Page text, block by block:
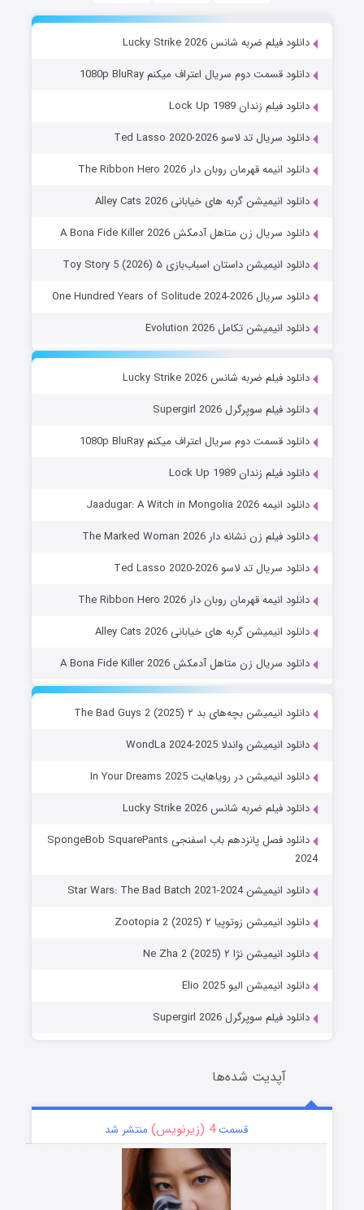
دانلود فیلم ضربه شانس Lucky Strike 2026
دانلود قسمت دوم سریال اعتراف میکنم 1080p BluRay
دانلود فیلم زندان Lock Up 1989
دانلود سریال تد لاسو Ted Lasso 2020-2026
دانلود انیمه قهرمان روبان دار The Ribbon Hero 2026
دانلود انیمیشن گربه های خیابانی Alley Cats 2026
دانلود سریال زن متاهل آدمکش A Bona Fide Killer 2026
دانلود انیمیشن داستان اسباب‌بازی ۵ Toy Story 5 (2026)
دانلود سریال One Hundred Years of Solitude 2024-2026
دانلود انیمیشن تکامل Evolution 2026
دانلود فیلم ضربه شانس Lucky Strike 2026
دانلود فیلم سوپرگرل Supergirl 2026
دانلود قسمت دوم سریال اعتراف میکنم 1080p BluRay
دانلود فیلم زندان Lock Up 1989
دانلود انیمه Jaadugar: A Witch in Mongolia 2026
دانلود فیلم زن نشانه دار The Marked Woman 2026
دانلود سریال تد لاسو Ted Lasso 2020-2026
دانلود انیمه قهرمان روبان دار The Ribbon Hero 2026
دانلود انیمیشن گربه های خیابانی Alley Cats 2026
دانلود سریال زن متاهل آدمکش A Bona Fide Killer 2026
دانلود انیمیشن بچه‌های بد ۲ The Bad Guys 2 (2025)
دانلود انیمیشن واندلا WondLa 2024-2025
دانلود انیمیشن در رویاهایت In Your Dreams 2025
دانلود فیلم ضربه شانس Lucky Strike 2026
دانلود فصل پانزدهم باب اسفنجی SpongeBob SquarePants
2024
دانلود انیمیشن Star Wars: The Bad Batch 2021-2024
دانلود انیمیشن زوتوپیا ۲ Zootopia 2 (2025)
دانلود انیمیشن نژا ۲ Ne Zha 2 (2025)
دانلود انیمیشن الیو Elio 2025
دانلود فیلم سوپرگرل Supergirl 2026
آپدیت شده‌ها
قسمت4 (زیرنویس) منتشر شد